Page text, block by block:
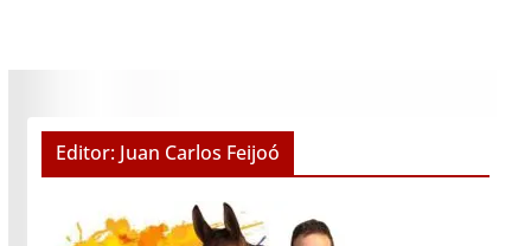
Editor: Juan Carlos Feijoó